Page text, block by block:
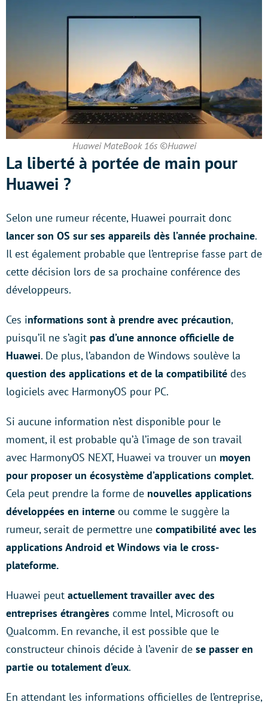
Huawei MateBook 16s ©Huawei
La liberté à portée de main pour
Huawei ?
Selon une rumeur récente, Huawei pourrait donc
lancer son OS sur ses appareils dès l’année prochaine.
Il est également probable que l’entreprise fasse part de
cette décision lors de sa prochaine conférence des
développeurs.
Ces informations sont à prendre avec précaution,
puisqu’il ne s’agit pas d’une annonce officielle de
Huawei. De plus, l’abandon de Windows soulève la
question des applications et de la compatibilité des
logiciels avec HarmonyOS pour PC.
Si aucune information n’est disponible pour le
moment, il est probable qu’à l’image de son travail
avec HarmonyOS NEXT, Huawei va trouver un moyen
pour proposer un écosystème d’applications complet.
Cela peut prendre la forme de nouvelles applications
développées en interne ou comme le suggère la
rumeur, serait de permettre une compatibilité avec les
applications Android et Windows via le cross-
plateforme.
Huawei peut actuellement travailler avec des
entreprises étrangères comme Intel, Microsoft ou
Qualcomm. En revanche, il est possible que le
constructeur chinois décide à l’avenir de se passer en
partie ou totalement d’eux.
En attendant les informations officielles de l’entreprise,